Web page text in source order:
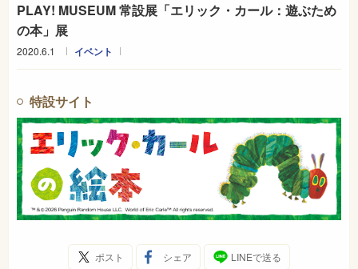
PLAY! MUSEUM 常設展「エリック・カール：遊ぶため
の本」展
2020.6.1 イベント
特設サイト
ポスト シェア LINEで送る